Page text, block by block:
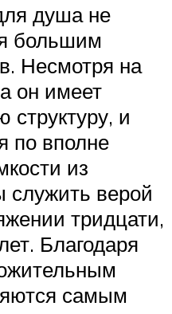
душа не
большим
Несмотря на
он имеет
структуру, и
по вполне
из
служить верой
тридцати,
Благодаря
самым